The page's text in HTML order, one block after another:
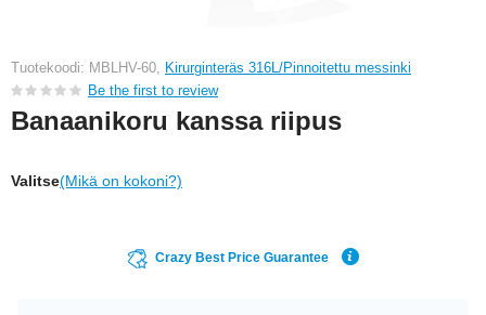
Tuotekoodi: MBLHV-60, Kirurginteräs 316L/Pinnoitettu messinki
Be the first to review
Banaanikoru kanssa riipus
Valitse(Mikä on kokoni?)
Crazy Best Price Guarantee